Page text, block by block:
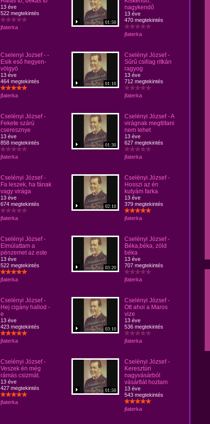
13 éve
522 megtekintés
jfaterka
01:50
nagykendő
13 éve
470 megtekintés
jfaterka
Cselenyi Jozsef - -
Esik eső hegyen-
völgyö
13 éve
464 megtekintés
jfaterka
01:10
Cselényi József -
Sűrű csillag ritkán
ragyog
13 éve
712 megtekintés
jfaterka
Cselényi József -
Fekete szárú
cseresznye
13 éve
858 megtekintés
jfaterka
01:30
Cselényi József - A
virágnak megtiltani
nem lehet
13 éve
627 megtekintés
jfaterka
Cselényi József -
Fa leszek, ha fának
vagy virága
13 éve
674 megtekintés
jfaterka
02:10
Cselényi József -
Hosszi az én
kutyám farka
13 éve
379 megtekintés
jfaterka
Cselényi József -
Elmúlattam a
pénzemet az este
13 éve
522 megtekintés
jfaterka
03:20
Cselényi József -
Béka,béka, zöld
béka
13 éve
707 megtekintés
jfaterka
Cselényi József -
Hej cigány hallod -
e
13 éve
423 megtekintés
jfaterka
03:10
Cselényi József -
Ott ahol a Maros
vize
13 éve
536 megtekintés
jfaterka
Cselényi József -
Veszek én még
rámás csizmát.
13 éve
427 megtekintés
jfaterka
01:50
Cselényi József -
Keresztúri
nagyvásárból
vásárfiát hoztam
13 éve
543 megtekintés
jfaterka